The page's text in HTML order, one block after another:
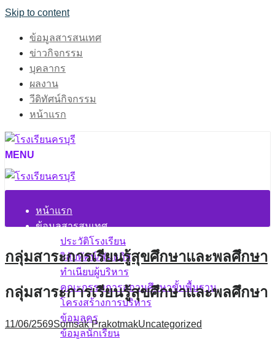
Skip to content
ข้อมูลสารสนเทศ
ข่าวกิจกรรม
บุคลากร
ผลงาน
วีดิทัศน์กิจกรรม
หน้าแรก
MENU
หน้าแรก
ข้อมูลสารสนเทศ
ประวัติโรงเรียน
วิสัยทัศน์/พันธกิจ
ทำเนียบผู้บริหาร
คณะกรรมการสถานศึกษาขั้นพื้นฐาน
โครงสร้างการบริหาร
ข้อมูลครู
ข้อมูลนักเรียน
กลุ่มสาระการเรียนรู้สุขศึกษาและพลศึกษา
กลุ่มสาระการเรียนรู้สุขศึกษาและพลศึกษา
11/06/2569Somsak PrakotmakUncategorized